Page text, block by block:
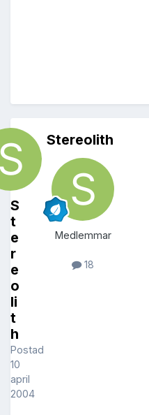
S
t
e
r
e
o
li
t
h
Postad
10
april
2004
Stereolith
Medlemmar
18